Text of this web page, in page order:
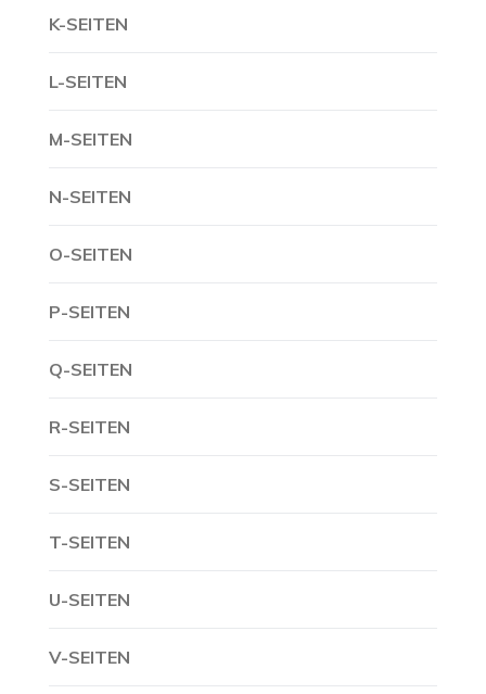
K-SEITEN
L-SEITEN
M-SEITEN
N-SEITEN
O-SEITEN
P-SEITEN
Q-SEITEN
R-SEITEN
S-SEITEN
T-SEITEN
U-SEITEN
V-SEITEN